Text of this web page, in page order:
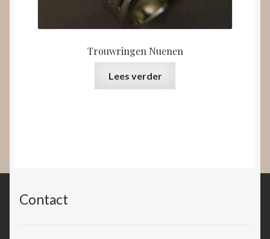
Trouwringen Nuenen
Lees verder
Contact